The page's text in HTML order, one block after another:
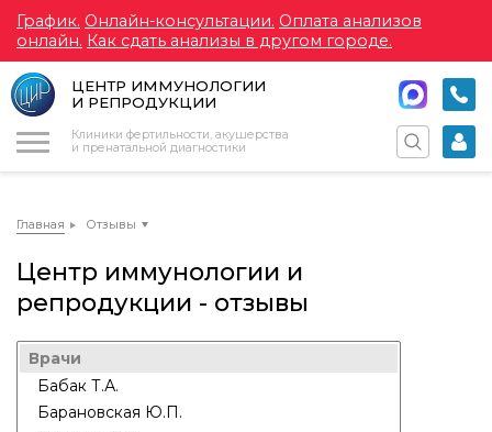
График. Онлайн-консультации. Оплата анализов
онлайн. Как сдать анализы в другом городе.
ЦЕНТР ИММУНОЛОГИИ
И РЕПРОДУКЦИИ
Клиники фертильности, акушерства
и пренатальной диагностики
Главная Отзывы
Центр иммунологии и
репродукции - отзывы